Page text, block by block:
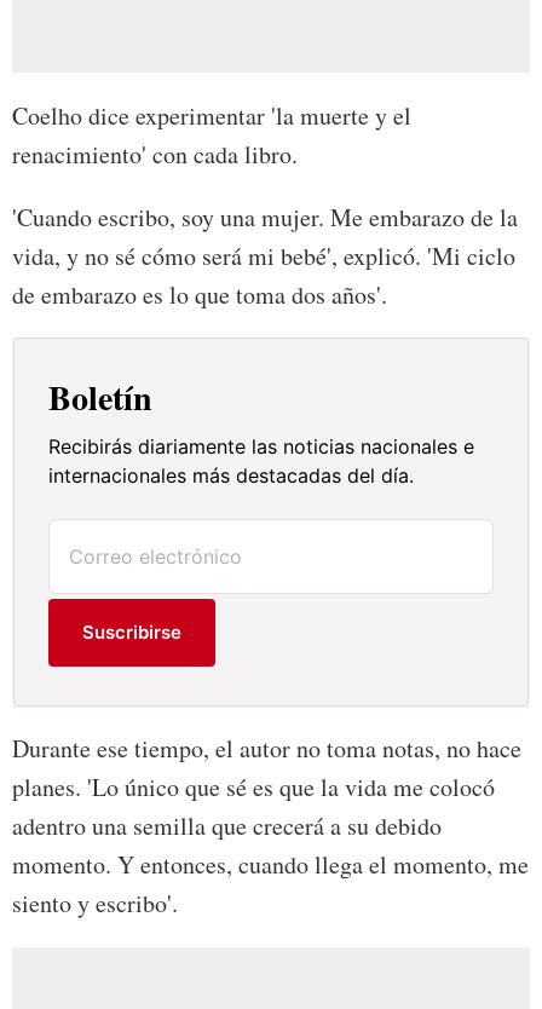
Coelho dice experimentar 'la muerte y el
renacimiento' con cada libro.
'Cuando escribo, soy una mujer. Me embarazo de la
vida, y no sé cómo será mi bebé', explicó. 'Mi ciclo
de embarazo es lo que toma dos años'.
Boletín
Recibirás diariamente las noticias nacionales e
internacionales más destacadas del día.
Suscribirse
Durante ese tiempo, el autor no toma notas, no hace
planes. 'Lo único que sé es que la vida me colocó
adentro una semilla que crecerá a su debido
momento. Y entonces, cuando llega el momento, me
siento y escribo'.